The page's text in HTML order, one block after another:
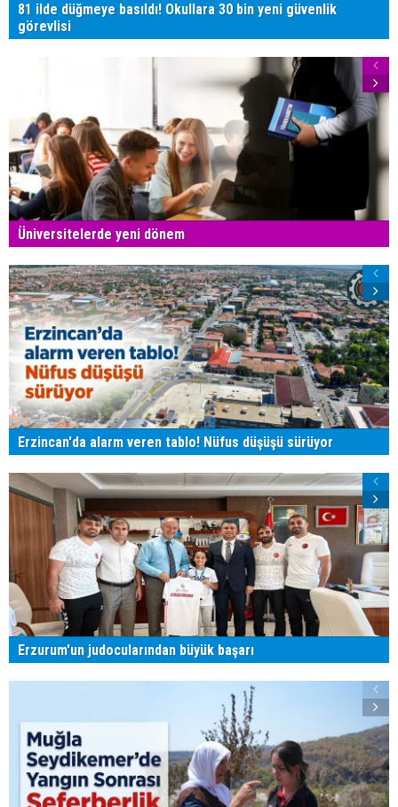
81 ilde düğmeye basıldı! Okullara 30 bin yeni güvenlik
görevlisi
Üniversitelerde yeni dönem
Erzincan'da alarm veren tablo! Nüfus düşüşü sürüyor
Erzurum'un judocularından büyük başarı